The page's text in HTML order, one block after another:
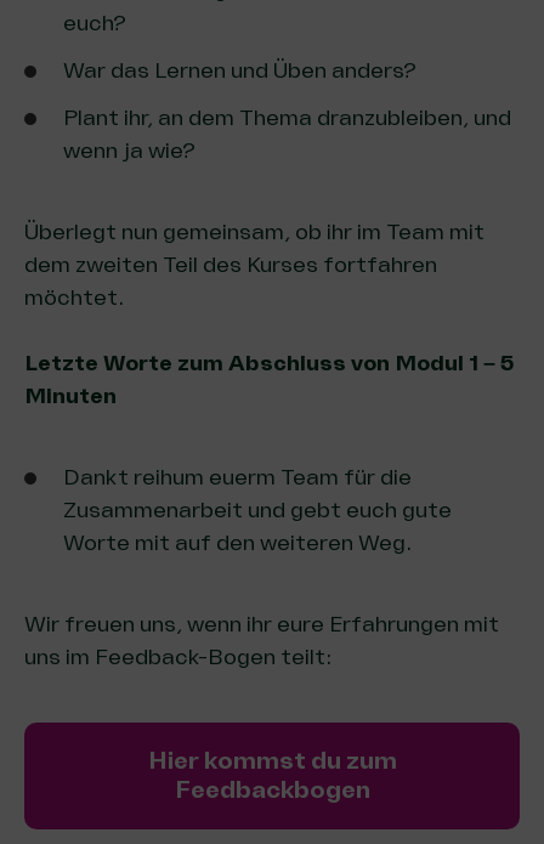
euch?
War das Lernen und Üben anders?
Plant ihr, an dem Thema dranzubleiben, und
wenn ja wie?
Überlegt nun gemeinsam, ob ihr im Team mit
dem zweiten Teil des Kurses fortfahren
möchtet.
Letzte Worte zum Abschluss von Modul 1 –5
Minuten
Dankt reihum euerm Team für die
Zusammenarbeit und gebt euch gute
Worte mit auf den weiteren Weg.
Wir freuen uns, wenn ihr eure Erfahrungen mit
uns im Feedback-Bogen teilt:
Hier kommst du zum
Feedbackbogen